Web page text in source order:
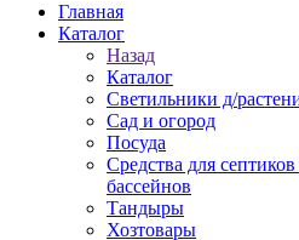
Главная
Каталог
Назад
Каталог
Светильники д/
Сад и огород
Посуда
Средства для
бассейнов
Тандыры
Хозтовары